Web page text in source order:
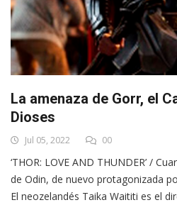
La amenaza de Gorr, el
Dioses
Jul 05, 2022 00
‘THOR: LOVE AND THUNDER’ /
de Odin, de nuevo protagonizada
El neozelandés Taika Waititi es el